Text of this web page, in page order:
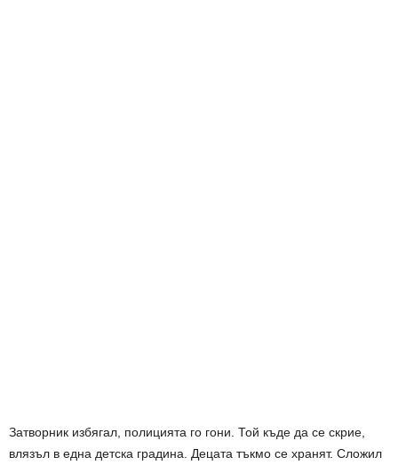
Затворник избягал, полицията го гони. Той къде да се скрие,
влязъл в една детска градина. Децата тъкмо се хранят. Сложил